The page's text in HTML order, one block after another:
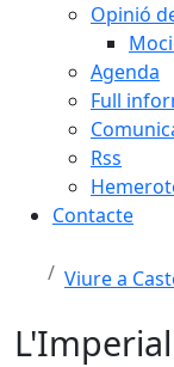
Opinió
Agenda
Full
Rss
Contacte
Viure a
L'Imperial